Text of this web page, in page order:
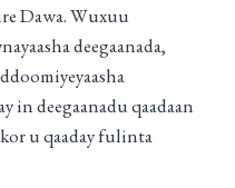
Dawa. Wuxuu
deegaanada,
in deegaanadu qaadaan
u qaaday fulinta